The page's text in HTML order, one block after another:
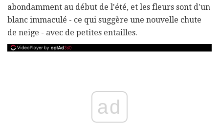
abondamment au début de l'été, et les fleurs sont d'un
blanc immaculé - ce qui suggère une nouvelle chute
de neige - avec de petites entailles.
ad